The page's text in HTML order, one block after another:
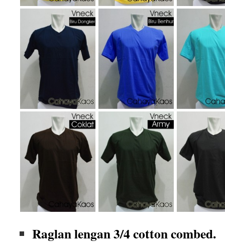
Raglan lengan 3/4 cotton combed.